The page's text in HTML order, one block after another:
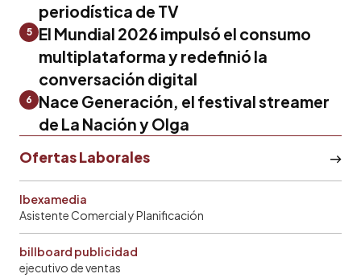
periodística de TV
5
El Mundial 2026 impulsó el consumo
multiplataforma y redefinió la
conversación digital
6
Nace Generación, el festival streamer
de La Nación y Olga
Ofertas Laborales
Ibexamedia
Asistente Comercial y Planificación
billboard publicidad
ejecutivo de ventas